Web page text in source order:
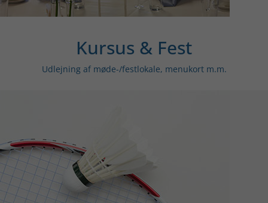
Kursus & Fest
Udlejning af møde-/festlokale, menukort m.m.